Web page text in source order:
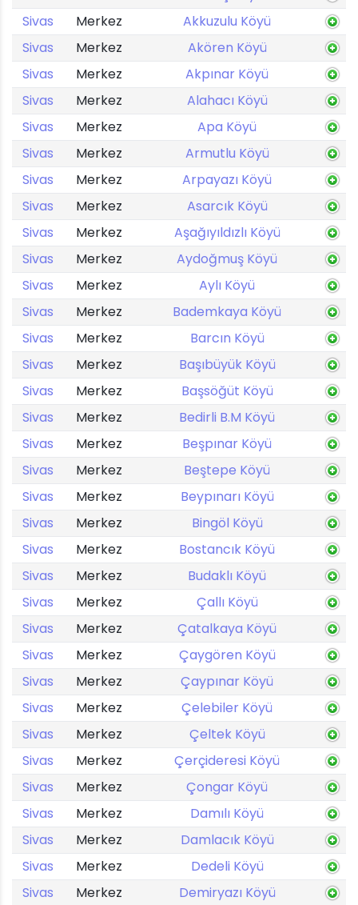
Sivas
Merkez
Akkuzulu Köyü
Sivas
Merkez
Akören Köyü
Sivas
Merkez
Akpınar Köyü
Sivas
Merkez
Alahacı Köyü
Sivas
Merkez
Apa Köyü
Sivas
Merkez
Armutlu Köyü
Sivas
Merkez
Arpayazı Köyü
Sivas
Merkez
Asarcık Köyü
Sivas
Merkez
Aşağıyıldızlı Köyü
Sivas
Merkez
Aydoğmuş Köyü
Sivas
Merkez
Aylı Köyü
Sivas
Merkez
Bademkaya Köyü
Sivas
Merkez
Barcın Köyü
Sivas
Merkez
Başıbüyük Köyü
Sivas
Merkez
Başsöğüt Köyü
Sivas
Merkez
Bedirli B.M Köyü
Sivas
Merkez
Beşpınar Köyü
Sivas
Merkez
Beştepe Köyü
Sivas
Merkez
Beypınarı Köyü
Sivas
Merkez
Bingöl Köyü
Sivas
Merkez
Bostancık Köyü
Sivas
Merkez
Budaklı Köyü
Sivas
Merkez
Çallı Köyü
Sivas
Merkez
Çatalkaya Köyü
Sivas
Merkez
Çaygören Köyü
Sivas
Merkez
Çaypınar Köyü
Sivas
Merkez
Çelebiler Köyü
Sivas
Merkez
Çeltek Köyü
Sivas
Merkez
Çerçideresi Köyü
Sivas
Merkez
Çongar Köyü
Sivas
Merkez
Damılı Köyü
Sivas
Merkez
Damlacık Köyü
Sivas
Merkez
Dedeli Köyü
Sivas
Merkez
Demiryazı Köyü